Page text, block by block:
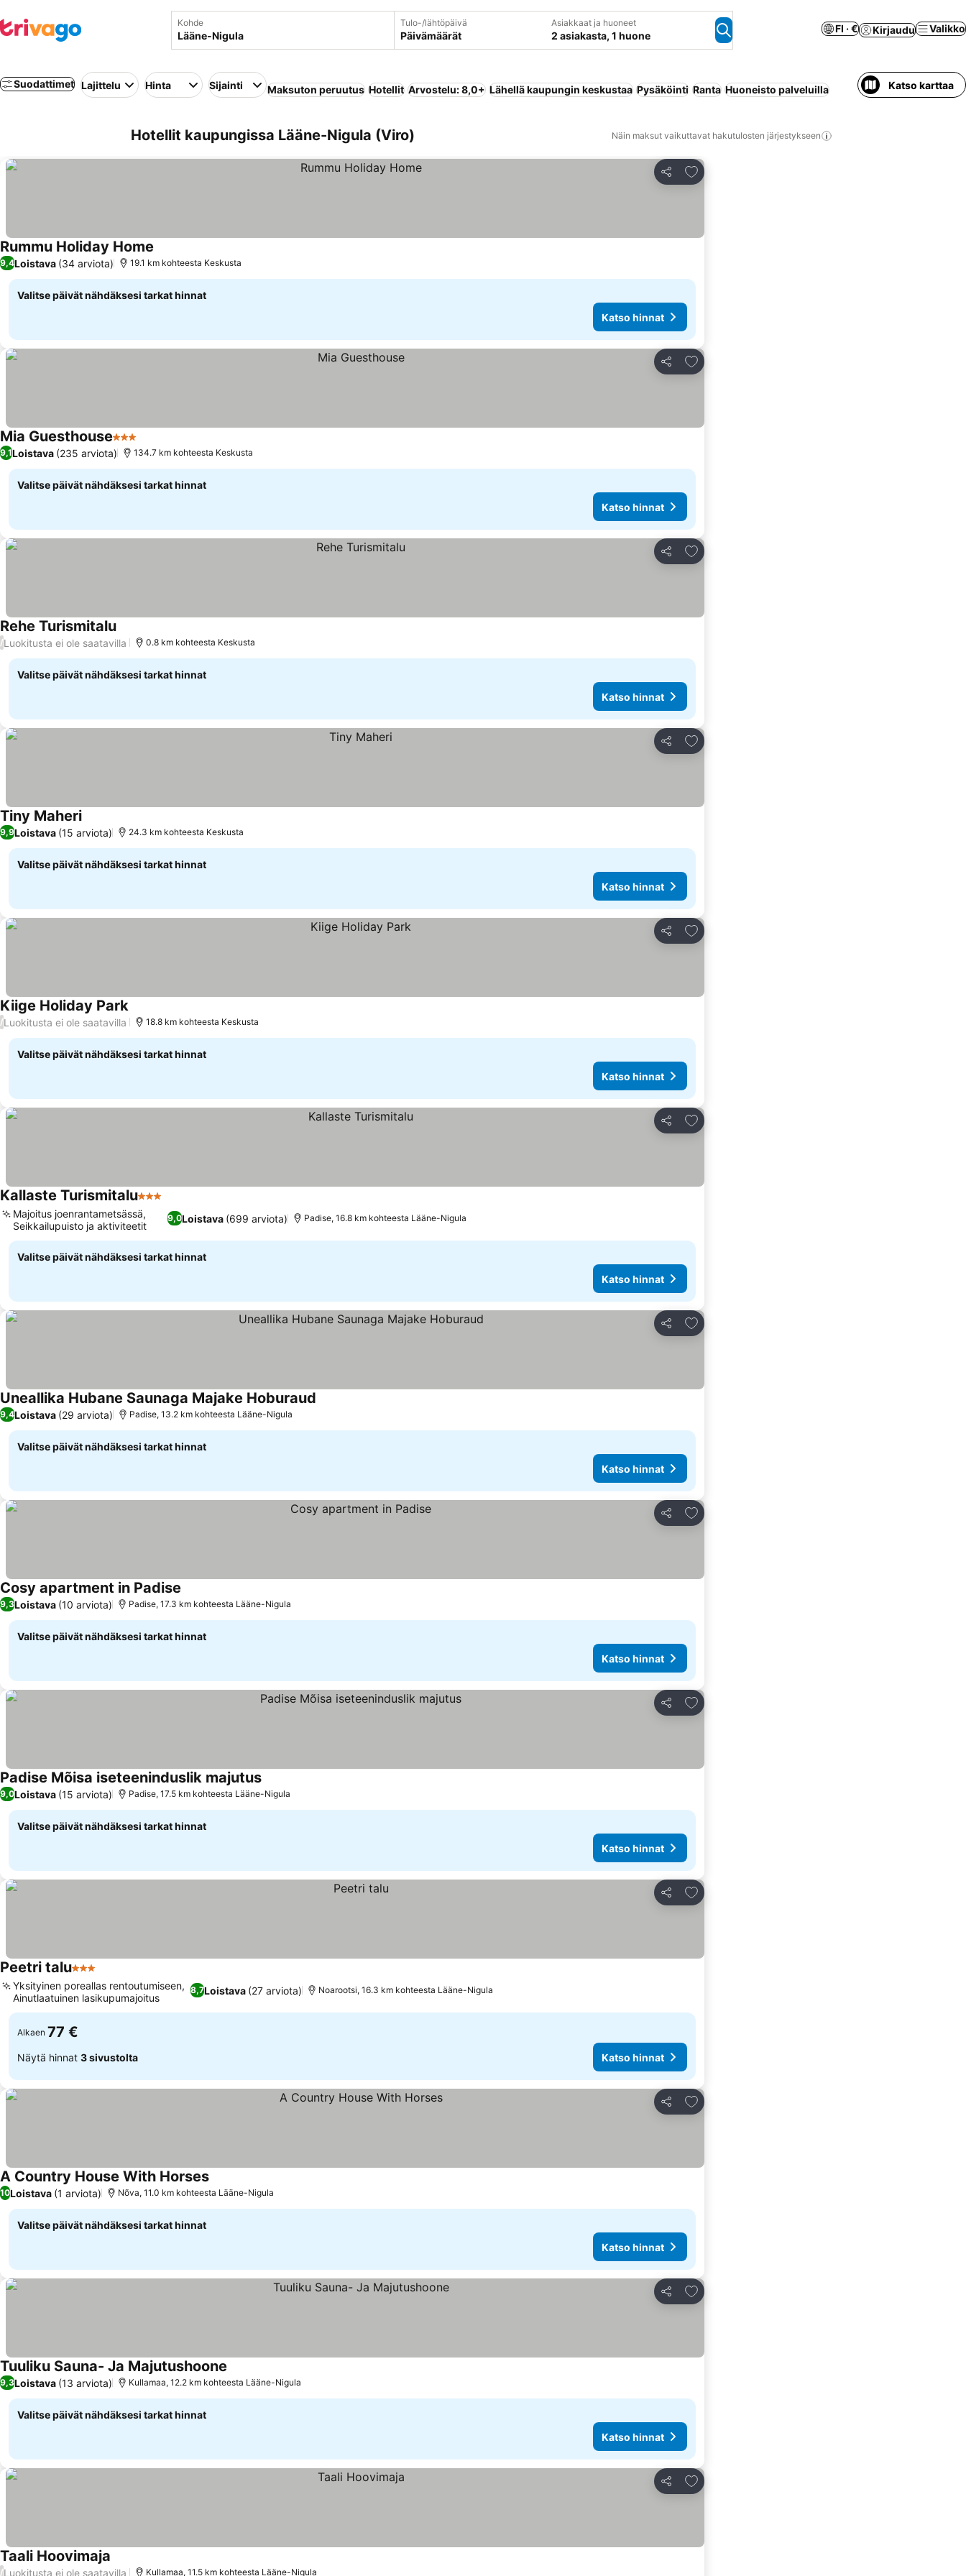
Kohde Tulo-/lähtöpäivä
Päivämäärät
Asiakkaat ja huoneet
2 asiakasta, 1 huone
FI · € Kirjaudu Valikko
Suodattimet Lajittelu Hinta Sijainti Maksuton peruutus Hotellit Arvostelu: 8,0+ Lähellä kaupungin keskustaa Pysäköinti Ranta Huoneisto palveluilla Katso karttaa
Hotellit kaupungissa Lääne-Nigula (Viro) Näin maksut vaikuttavat hakutulosten järjestykseen
Jaa
Lisää suosikkeihin
Rummu Holiday Home
9,4Loistava (34 arviota) 19.1 km kohteesta Keskusta
Valitse päivät nähdäksesi tarkat hinnat
Katso hinnat
Jaa
Lisää suosikkeihin
Mia Guesthouse3 Tähtiluokitus
9,1Loistava (235 arviota) 134.7 km kohteesta Keskusta
Valitse päivät nähdäksesi tarkat hinnat
Katso hinnat
Jaa
Lisää suosikkeihin
Rehe Turismitalu
/Luokitusta ei ole saatavilla 0.8 km kohteesta Keskusta
Valitse päivät nähdäksesi tarkat hinnat
Katso hinnat
Jaa
Lisää suosikkeihin
Tiny Maheri
9,9Loistava (15 arviota) 24.3 km kohteesta Keskusta
Valitse päivät nähdäksesi tarkat hinnat
Katso hinnat
Jaa
Lisää suosikkeihin
Kiige Holiday Park
/Luokitusta ei ole saatavilla 18.8 km kohteesta Keskusta
Valitse päivät nähdäksesi tarkat hinnat
Katso hinnat
Jaa
Lisää suosikkeihin
Kallaste Turismitalu3 Tähtiluokitus
9,0Loistava (699 arviota)
Majoitus joenrantametsässä,
Seikkailupuisto ja aktiviteetit
Padise, 16.8 km kohteesta Lääne-Nigula
Valitse päivät nähdäksesi tarkat hinnat
Katso hinnat
Jaa
Lisää suosikkeihin
Uneallika Hubane Saunaga Majake Hoburaud
9,4Loistava (29 arviota) Padise, 13.2 km kohteesta Lääne-Nigula
Valitse päivät nähdäksesi tarkat hinnat
Katso hinnat
Jaa
Lisää suosikkeihin
Cosy apartment in Padise
9,3Loistava (10 arviota) Padise, 17.3 km kohteesta Lääne-Nigula
Valitse päivät nähdäksesi tarkat hinnat
Katso hinnat
Jaa
Lisää suosikkeihin
Padise Mõisa iseteeninduslik majutus
9,0Loistava (15 arviota) Padise, 17.5 km kohteesta Lääne-Nigula
Valitse päivät nähdäksesi tarkat hinnat
Katso hinnat
Jaa
Lisää suosikkeihin
Peetri talu3 Tähtiluokitus
8,7Loistava (27 arviota)
Yksityinen poreallas rentoutumiseen,
Ainutlaatuinen lasikupumajoitus
Noarootsi, 16.3 km kohteesta Lääne-Nigula
Alkaen 77 €
Näytä hinnat 3 sivustolta Katso hinnat
Jaa
Lisää suosikkeihin
A Country House With Horses
10Loistava (1 arviota) Nõva, 11.0 km kohteesta Lääne-Nigula
Valitse päivät nähdäksesi tarkat hinnat
Katso hinnat
Jaa
Lisää suosikkeihin
Tuuliku Sauna- Ja Majutushoone
9,3Loistava (13 arviota) Kullamaa, 12.2 km kohteesta Lääne-Nigula
Valitse päivät nähdäksesi tarkat hinnat
Katso hinnat
Jaa
Lisää suosikkeihin
Taali Hoovimaja
/Luokitusta ei ole saatavilla Kullamaa, 11.5 km kohteesta Lääne-Nigula